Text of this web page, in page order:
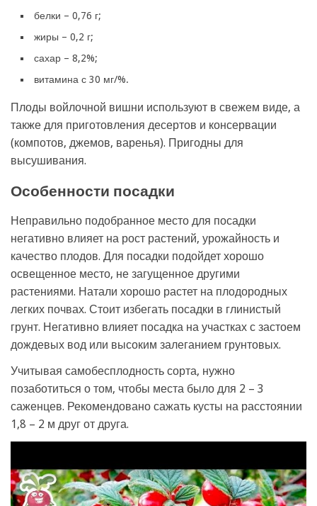
белки – 0,76 г;
жиры – 0,2 г;
сахар – 8,2%;
витамина с 30 мг/%.
Плоды войлочной вишни используют в свежем виде, а
также для приготовления десертов и консервации
(компотов, джемов, варенья). Пригодны для
высушивания.
Особенности посадки
Неправильно подобранное место для посадки
негативно влияет на рост растений, урожайность и
качество плодов. Для посадки подойдет хорошо
освещенное место, не загущенное другими
растениями. Натали хорошо растет на плодородных
легких почвах. Стоит избегать посадки в глинистый
грунт. Негативно влияет посадка на участках с застоем
дождевых вод или высоким залеганием грунтовых.
Учитывая самобесплодность сорта, нужно
позаботиться о том, чтобы места было для 2 – 3
саженцев. Рекомендовано сажать кусты на расстоянии
1,8 – 2 м друг от друга.